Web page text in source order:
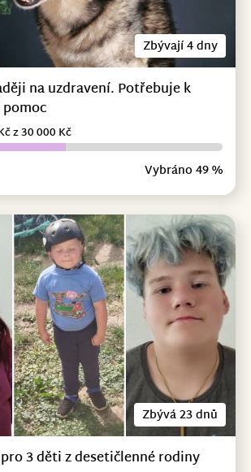
Zbývají 4 dny
na uzdravení. Potřebuje k
Vybráno 49 %
z 30 000 Kč
Zbývá 23 dnů
3 děti z desetičlenné rodiny